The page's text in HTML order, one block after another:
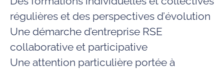
régulières et des perspectives d’évolution
Une démarche d’entreprise RSE
collaborative et participative
Une attention particulière portée à